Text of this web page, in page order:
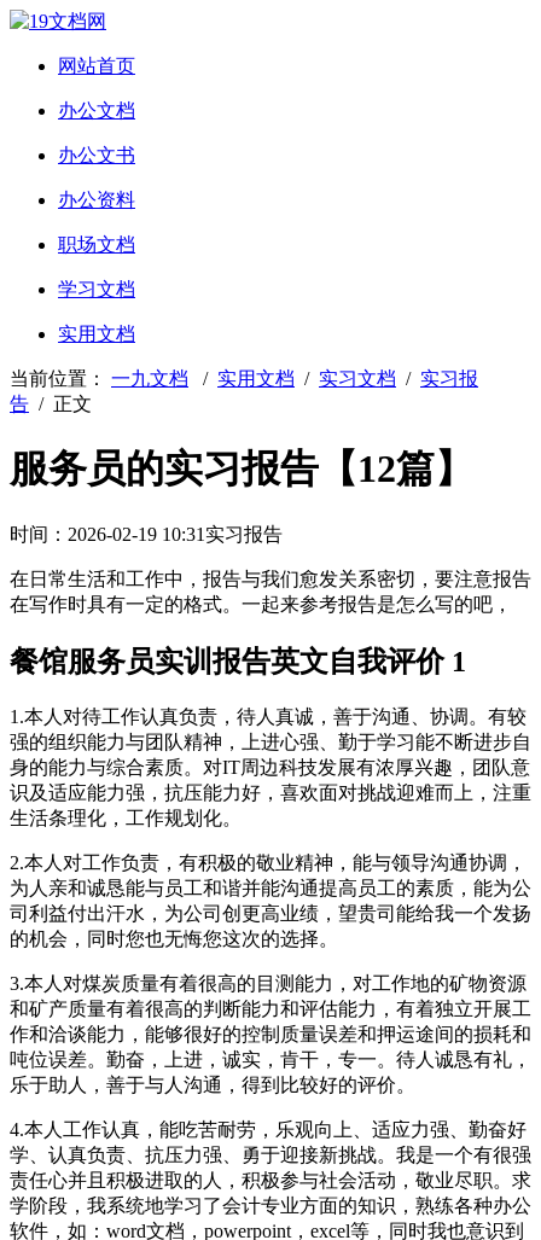
网站首页
办公文档
办公文书
办公资料
职场文档
学习文档
实用文档
当前位置： 一九文档 / 实用文档 / 实习文档 / 实习报
告 / 正文
服务员的实习报告【12篇】
时间：2026-02-19 10:31 实习报告
在日常生活和工作中，报告与我们愈发关系密切，要注意报告
在写作时具有一定的格式。一起来参考报告是怎么写的吧，
餐馆服务员实训报告英文自我评价 1
1.本人对待工作认真负责，待人真诚，善于沟通、协调。有较
强的组织能力与团队精神，上进心强、勤于学习能不断进步自
身的能力与综合素质。对IT周边科技发展有浓厚兴趣，团队意
识及适应能力强，抗压能力好，喜欢面对挑战迎难而上，注重
生活条理化，工作规划化。
2.本人对工作负责，有积极的敬业精神，能与领导沟通协调，
为人亲和诚恳能与员工和谐并能沟通提高员工的素质，能为公
司利益付出汗水，为公司创更高业绩，望贵司能给我一个发扬
的机会，同时您也无悔您这次的选择。
3.本人对煤炭质量有着很高的目测能力，对工作地的矿物资源
和矿产质量有着很高的判断能力和评估能力，有着独立开展工
作和洽谈能力，能够很好的控制质量误差和押运途间的损耗和
吨位误差。勤奋，上进，诚实，肯干，专一。待人诚恳有礼，
乐于助人，善于与人沟通，得到比较好的评价。
4.本人工作认真，能吃苦耐劳，乐观向上、适应力强、勤奋好
学、认真负责、抗压力强、勇于迎接新挑战。我是一个有很强
责任心并且积极进取的人，积极参与社会活动，敬业尽职。求
学阶段，我系统地学习了会计专业方面的知识，熟练各种办公
软件，如：word文档，powerpoint，excel等，同时我也意识到